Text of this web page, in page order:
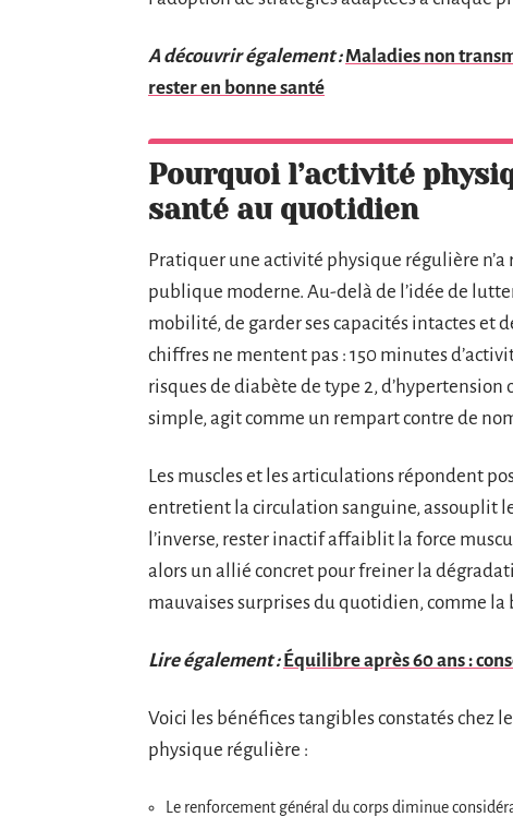
A découvrir également : Maladies non
rester en bonne santé
Pourquoi l’activité
santé au quotidien
Pratiquer une activité physique régulière n’a
publique moderne. Au-delà de l’idée de
mobilité, de garder ses capacités intactes et
chiffres ne mentent pas : 150 minutes
risques de diabète de type 2, d’hypertension
simple, agit comme un rempart contre de
Les muscles et les articulations répondent
entretient la circulation sanguine, assouplit
l’inverse, rester inactif affaiblit la force
alors un allié concret pour freiner la
mauvaises surprises du quotidien, comme la
Lire également : Équilibre après 60 ans :
Voici les bénéfices tangibles constatés chez
physique régulière :
Le renforcement général du corps diminue